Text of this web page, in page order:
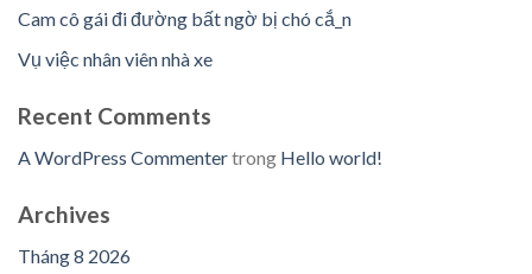
Cam cô gái đi đường bất ngờ bị chó cắ_n
Vụ việc nhân viên nhà xe
Recent Comments
A WordPress Commentertrong Hello world!
Archives
Tháng 8 2026